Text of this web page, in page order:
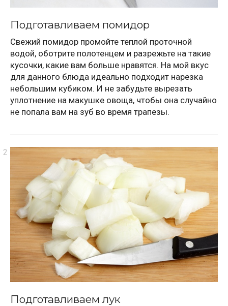
Подготавливаем помидор
Свежий помидор промойте теплой проточной
водой, оботрите полотенцем и разрежьте на такие
кусочки, какие вам больше нравятся. На мой вкус
для данного блюда идеально подходит нарезка
небольшим кубиком. И не забудьте вырезать
уплотнение на макушке овоща, чтобы она случайно
не попала вам на зуб во время трапезы.
Подготавливаем лук